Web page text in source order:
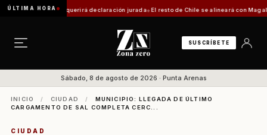
ÚLTIMA HORA
trámite requerirá declaración jurada El resto de Chile se alineará con Magallanes:
SUSCRÍBETE
Sábado, 8 de agosto de 2026 · Punta Arenas
INICIO / CIUDAD /
MUNICIPIO: LLEGADA DE ÚLTIMO
CARGAMENTO DE SAL COMPLETA CERC...
CIUDAD